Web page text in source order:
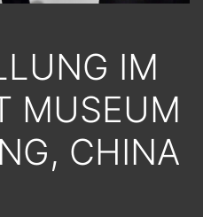
IM
MUSEUM
CHINA